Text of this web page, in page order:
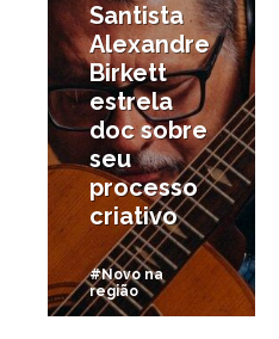
Santista
Alexandre
Birkett
estrela
doc sobre
seu
processo
criativo
#Novo na
região